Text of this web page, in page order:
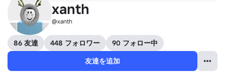
xanth
@xanth
86 友達 448 フォロワー
90 フォロー中
友達を追加